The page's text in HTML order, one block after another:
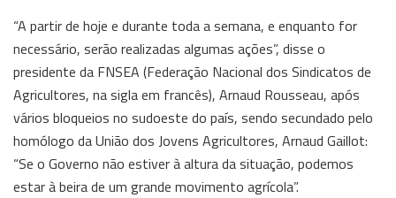
“A partir de hoje e durante toda a semana, e enquanto for
necessário, serão realizadas algumas ações”, disse o
presidente da FNSEA (Federação Nacional dos Sindicatos de
Agricultores, na sigla em francês), Arnaud Rousseau, após
vários bloqueios no sudoeste do país, sendo secundado pelo
homólogo da União dos Jovens Agricultores, Arnaud Gaillot:
“Se o Governo não estiver à altura da situação, podemos
estar à beira de um grande movimento agrícola”.